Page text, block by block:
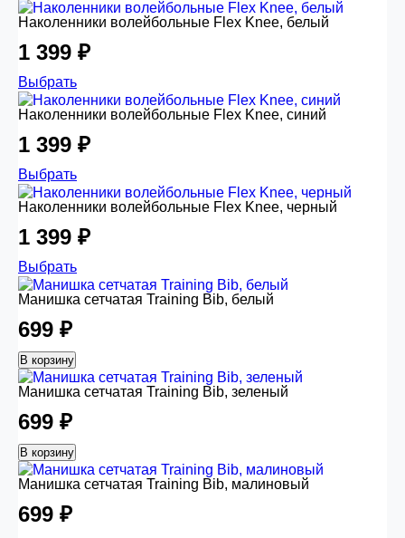
Наколенники волейбольные Flex Knee, белый
1 399 ₽
Выбрать
Наколенники волейбольные Flex Knee, синий
1 399 ₽
Выбрать
Наколенники волейбольные Flex Knee, черный
1 399 ₽
Выбрать
Манишка сетчатая Training Bib, белый
699 ₽
В корзину
Манишка сетчатая Training Bib, зеленый
699 ₽
В корзину
Манишка сетчатая Training Bib, малиновый
699 ₽